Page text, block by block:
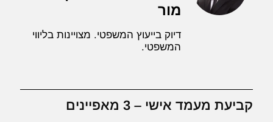
מור
דיוק בייעוץ המשפטי. מצויינות בליווי
המשפטי.
קביעת מעמד אישי – 3 מאפיינים